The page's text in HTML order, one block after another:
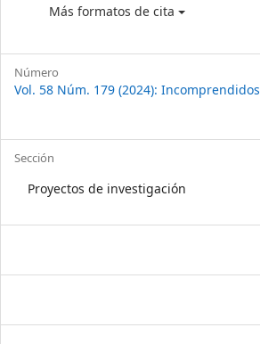
Más formatos de cita
Número
Vol. 58 Núm. 179 (2024): Incomprendidos
Sección
Proyectos de investigación